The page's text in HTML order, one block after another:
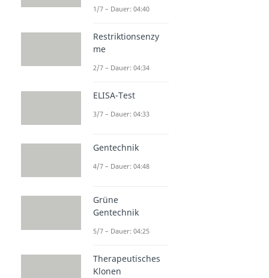
1/7 – Dauer: 04:40
Restriktionsenzy
me
2/7 – Dauer: 04:34
ELISA-Test
3/7 – Dauer: 04:33
Gentechnik
4/7 – Dauer: 04:48
Grüne
Gentechnik
5/7 – Dauer: 04:25
Therapeutisches
Klonen